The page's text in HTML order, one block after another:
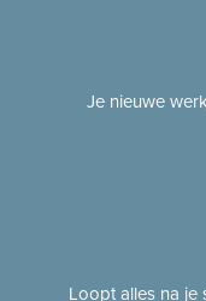
Je nieuwe
Loopt alles na je